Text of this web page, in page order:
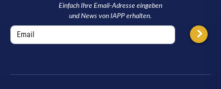
Einfach Ihre Email-Adresse eingeben
und News von IAPP erhalten.